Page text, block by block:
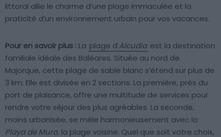
littoral allie le charme d’une plage immaculée et la
praticité d’un environnement urbain pour vos vacances.
Pour en savoir plus : La plage d’Alcudia est la destination
familiale idéale des Baléares. Située au nord de
Majorque, cette plage de sable blanc s’étend sur plus de
3 km. Elle est divisée en 2 sections. La première, près du
port de plaisance, offre une multitude de services pour
rendre votre séjour des plus agréables. La seconde,
moins urbanisée, se mêle harmonieusement avec la
Playa de Muro, la plage voisine. Quel que soit votre choix,